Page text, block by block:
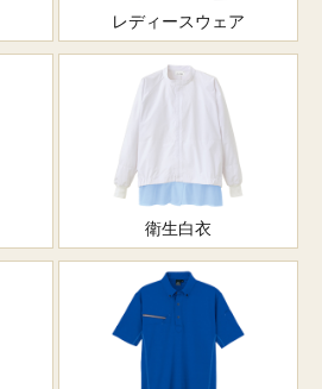
レディースウェア
衛生白衣